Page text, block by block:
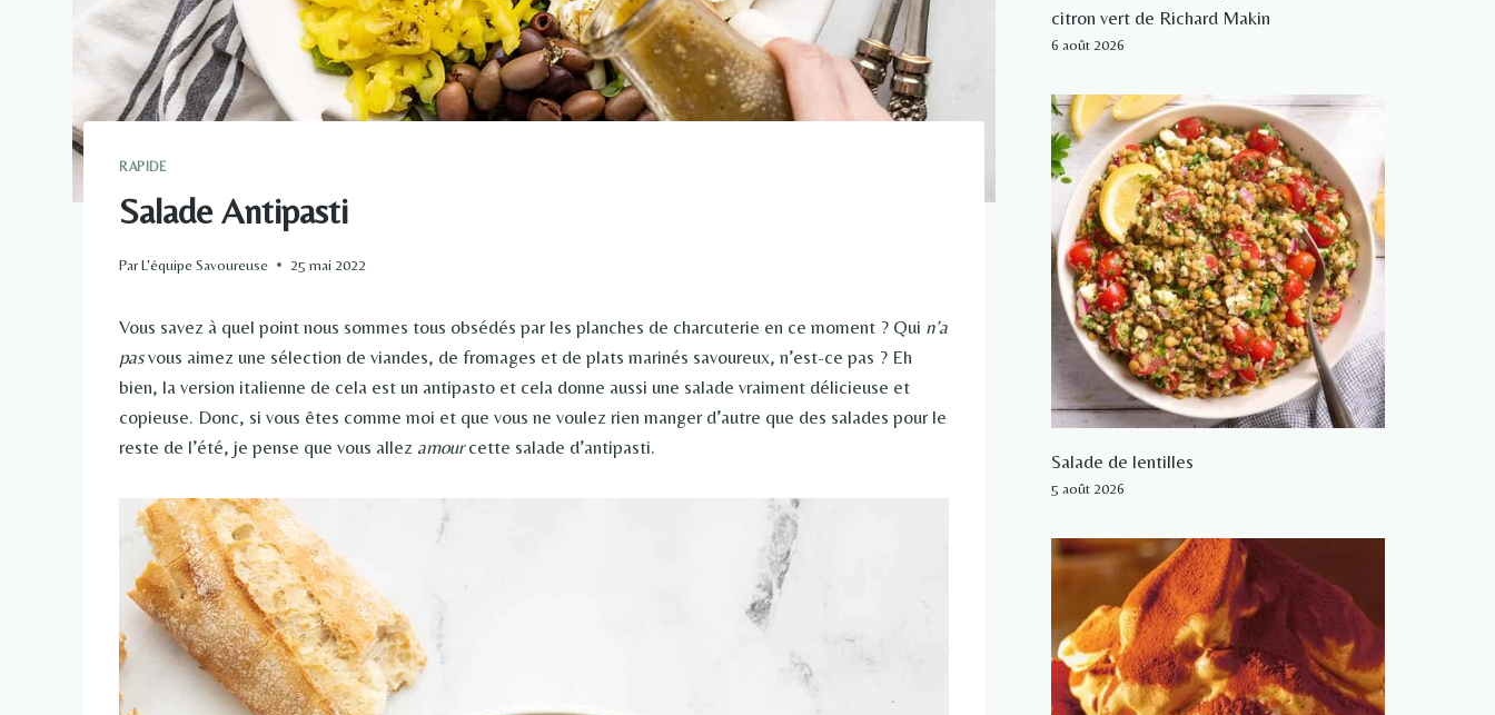
RAPIDE
Salade Antipasti
ParL'équipe Savoureuse 25 mai 2022
Vous savez à quel point nous sommes tous obsédés par les planches de charcuterie en ce moment ? Qui n’a
pasvous aimez une sélection de viandes, de fromages et de plats marinés savoureux, n’est-ce pas ? Eh
bien, la version italienne de cela est un antipasto et cela donne aussi une salade vraiment délicieuse et
copieuse. Donc, si vous êtes comme moi et que vous ne voulez rien manger d’autre que des salades pour le
reste de l’été, je pense que vous allez amourcette salade d’antipasti.
citron vert de Richard Makin
6 août 2026
Salade de lentilles
5 août 2026